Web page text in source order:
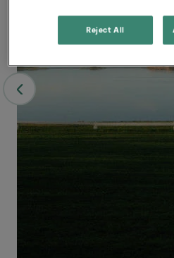
Reject All